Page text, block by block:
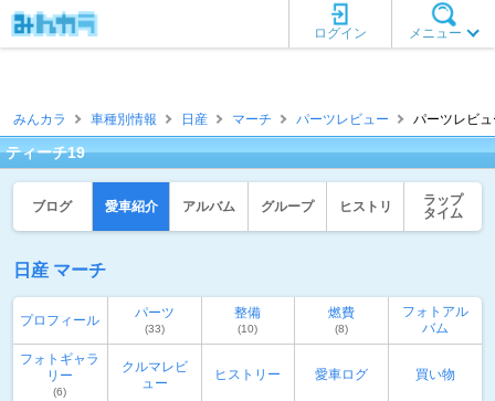
メニュー
ログイン
みんカラ 車種別情報 日産 マーチ パーツレビュー パーツレビ
ティーチ19
ブログ 愛車紹介 アルバム グループ ヒストリ
ラップ
タイム
日産 マーチ
プロフィール パーツ
(33)
整備
(10)
燃費
(8)
フォトアル
バム
フォトギャラ
リー
(6)
クルマレビ
ュー
ヒストリー 愛車ログ 買い物